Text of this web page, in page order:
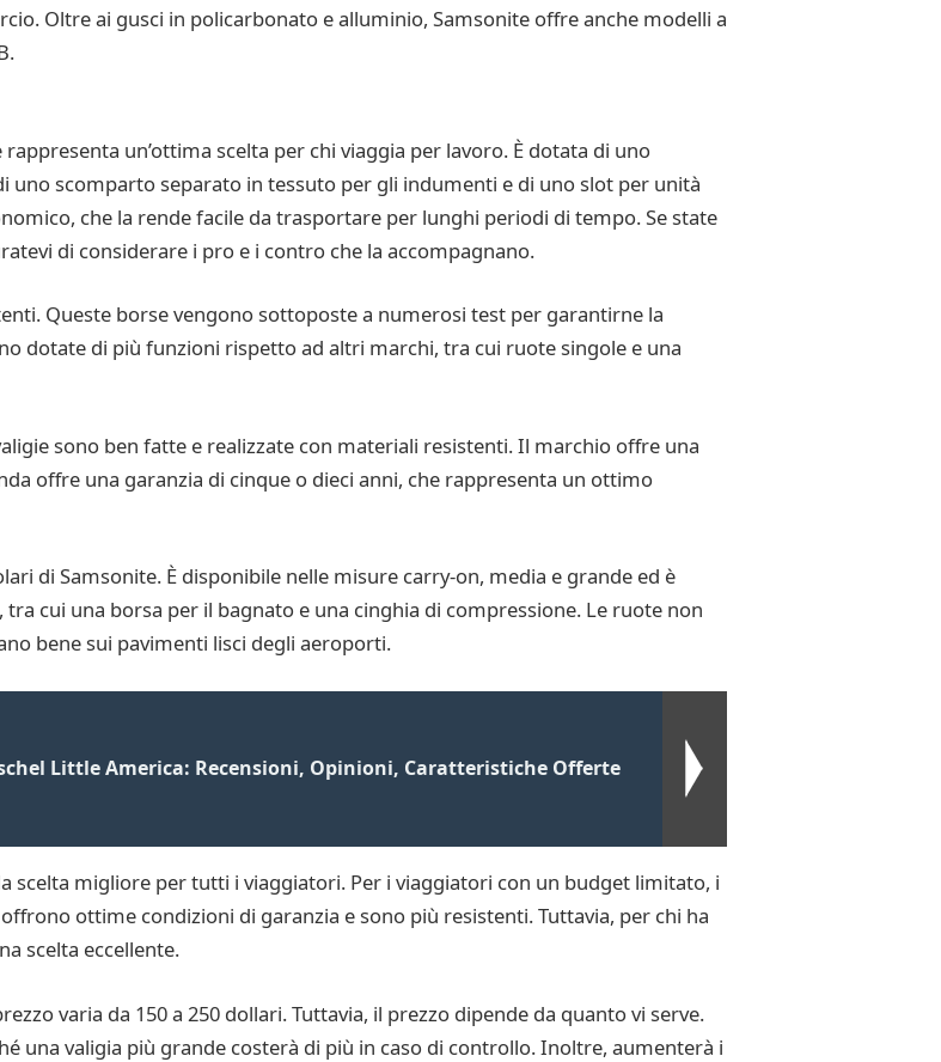
Oltre ai gusci in policarbonato e alluminio, Samsonite offre anche modelli a
un’ottima scelta per chi viaggia per lavoro. È dotata di uno
scomparto separato in tessuto per gli indumenti e di uno slot per unità
che la rende facile da trasportare per lunghi periodi di tempo. Se state
di considerare i pro e i contro che la accompagnano.
Queste borse vengono sottoposte a numerosi test per garantirne la
dotate di più funzioni rispetto ad altri marchi, tra cui ruote singole e una
sono ben fatte e realizzate con materiali resistenti. Il marchio offre una
offre una garanzia di cinque o dieci anni, che rappresenta un ottimo
di Samsonite. È disponibile nelle misure carry-on, media e grande ed è
cui una borsa per il bagnato e una cinghia di compressione. Le ruote non
bene sui pavimenti lisci degli aeroporti.
Little America: Recensioni, Opinioni, Caratteristiche Offerte
scelta migliore per tutti i viaggiatori. Per i viaggiatori con un budget limitato, i
ottime condizioni di garanzia e sono più resistenti. Tuttavia, per chi ha
scelta eccellente.
varia da 150 a 250 dollari. Tuttavia, il prezzo dipende da quanto vi serve.
una valigia più grande costerà di più in caso di controllo. Inoltre, aumenterà i